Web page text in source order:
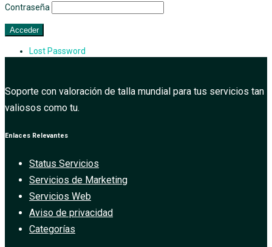
Contraseña
Lost Password
Soporte con valoración de talla mundial para tus servicios tan
valiosos como tu.
Enlaces Relevantes
Status Servicios
Servicios de Marketing
Servicios Web
Aviso de privacidad
Categorías